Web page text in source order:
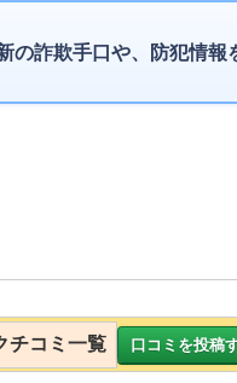
の詐欺手口や、防犯情報
チコミ一覧 口コミを投稿